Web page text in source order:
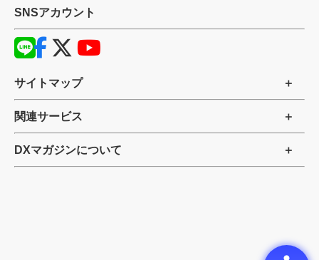
SNSアカウント
サイトマップ
関連サービス
DXマガジンについて